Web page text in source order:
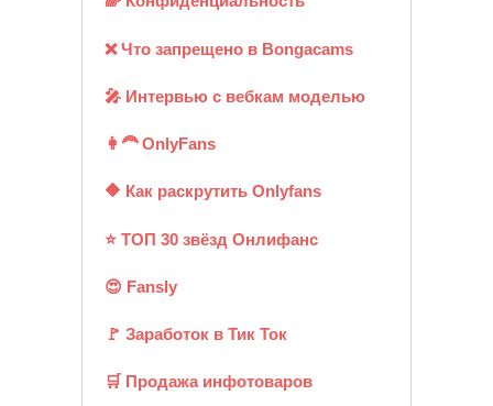
❌ Что запрещено в Bongacams
🎤 Интервью с вебкам моделью
👩‍🦰 OnlyFans
🔶 Как раскрутить Onlyfans
⭐ ТОП 30 звёзд Онлифанс
😍 Fansly
🚩 Заработок в Тик Ток
🛒 Продажа инфотоваров